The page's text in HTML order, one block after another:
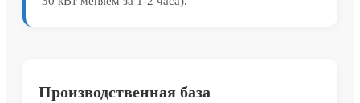
Производственная база